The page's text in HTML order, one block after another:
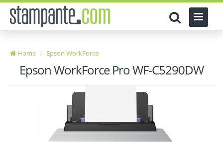
Home Epson WorkForce
Epson WorkForce Pro WF-C5290DW